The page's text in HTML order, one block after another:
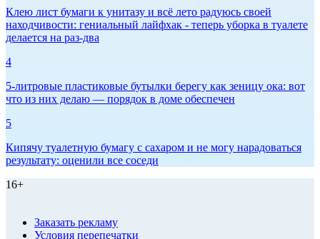
Клею лист бумаги к унитазу и всё лето радуюсь своей
находчивости: гениальный лайфхак - теперь уборка в туалете
делается на раз-два
4
5-литровые пластиковые бутылки берегу как зеницу ока: вот
что из них делаю — порядок в доме обеспечен
5
Кипячу туалетную бумагу с сахаром и не могу нарадоваться
результату: оценили все соседи
16+
Заказать рекламу
Условия перепечатки